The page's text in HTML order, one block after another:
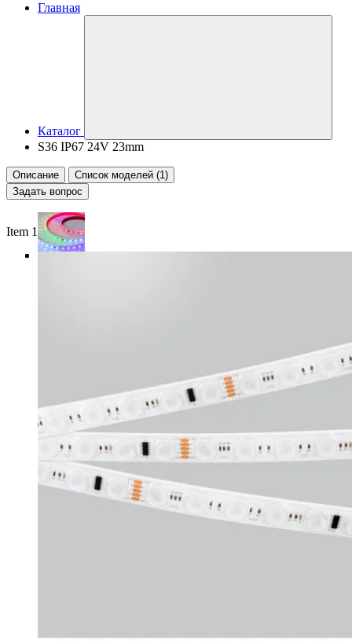
Главная
Каталог
S36 IP67 24V 23mm
Описание
Список моделей (1)
Задать вопрос
Item 1 of 3